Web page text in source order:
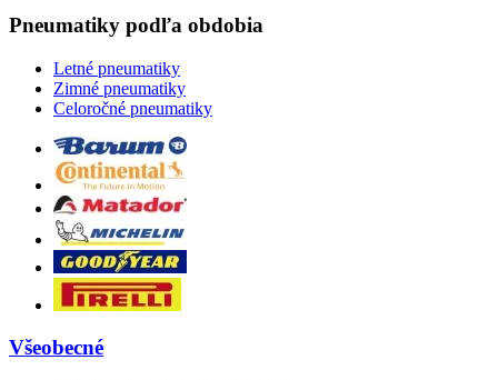
Pneumatiky podľa obdobia
Letné pneumatiky
Zimné pneumatiky
Celoročné pneumatiky
Všeobecné